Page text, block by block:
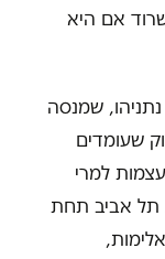
אם היא
שמנסה
שעומדים
למרי
תל אביב תחת